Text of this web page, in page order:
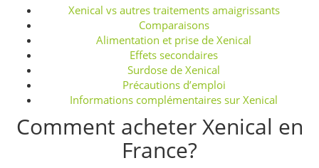
Xenical vs autres traitements amaigrissants
Comparaisons
Alimentation et prise de Xenical
Effets secondaires
Surdose de Xenical
Précautions d’emploi
Informations complémentaires sur Xenical
Comment acheter Xenical en
France?